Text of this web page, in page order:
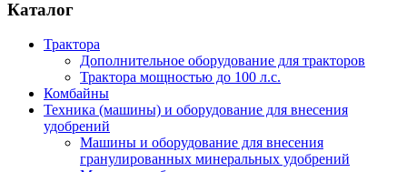
Каталог
Трактора
Дополнительное оборудование для тракторов
Трактора мощностью до 100 л.с.
Комбайны
Техника (машины) и оборудование для внесения
удобрений
Машины и оборудование для внесения
гранулированных минеральных удобрений